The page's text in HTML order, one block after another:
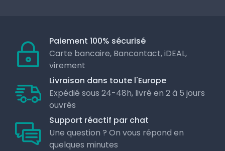
Paiement 100% sécurisé
Carte bancaire, Bancontact, iDEAL,
virement
Livraison dans toute l'Europe
Expédié sous 24-48h, livré en 2 à 5 jours
ouvrés
Support réactif par chat
Une question ? On vous répond en
quelques minutes